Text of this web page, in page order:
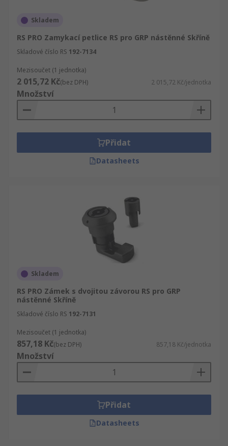
Skladem
RS PRO Zamykací petlice RS pro GRP nástěnné Skříně
Skladové číslo RS 192-7134
Mezisoučet (1 jednotka)
2 015,72 Kč(bez DPH) 2 015,72 Kč/jednotka
Množství
Přidat
Datasheets
Skladem
RS PRO Zámek s dvojitou závorou RS pro GRP
nástěnné Skříně
Skladové číslo RS 192-7131
Mezisoučet (1 jednotka)
857,18 Kč(bez DPH) 857,18 Kč/jednotka
Množství
Přidat
Datasheets